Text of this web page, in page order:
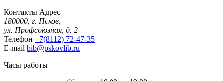
Контакты Адрес
180000, г. Псков,
ул. Профсоюзная, д. 2
Телефон +7(8112) 72-47-35
E-mail bib@pskovlib.ru
Часы работы